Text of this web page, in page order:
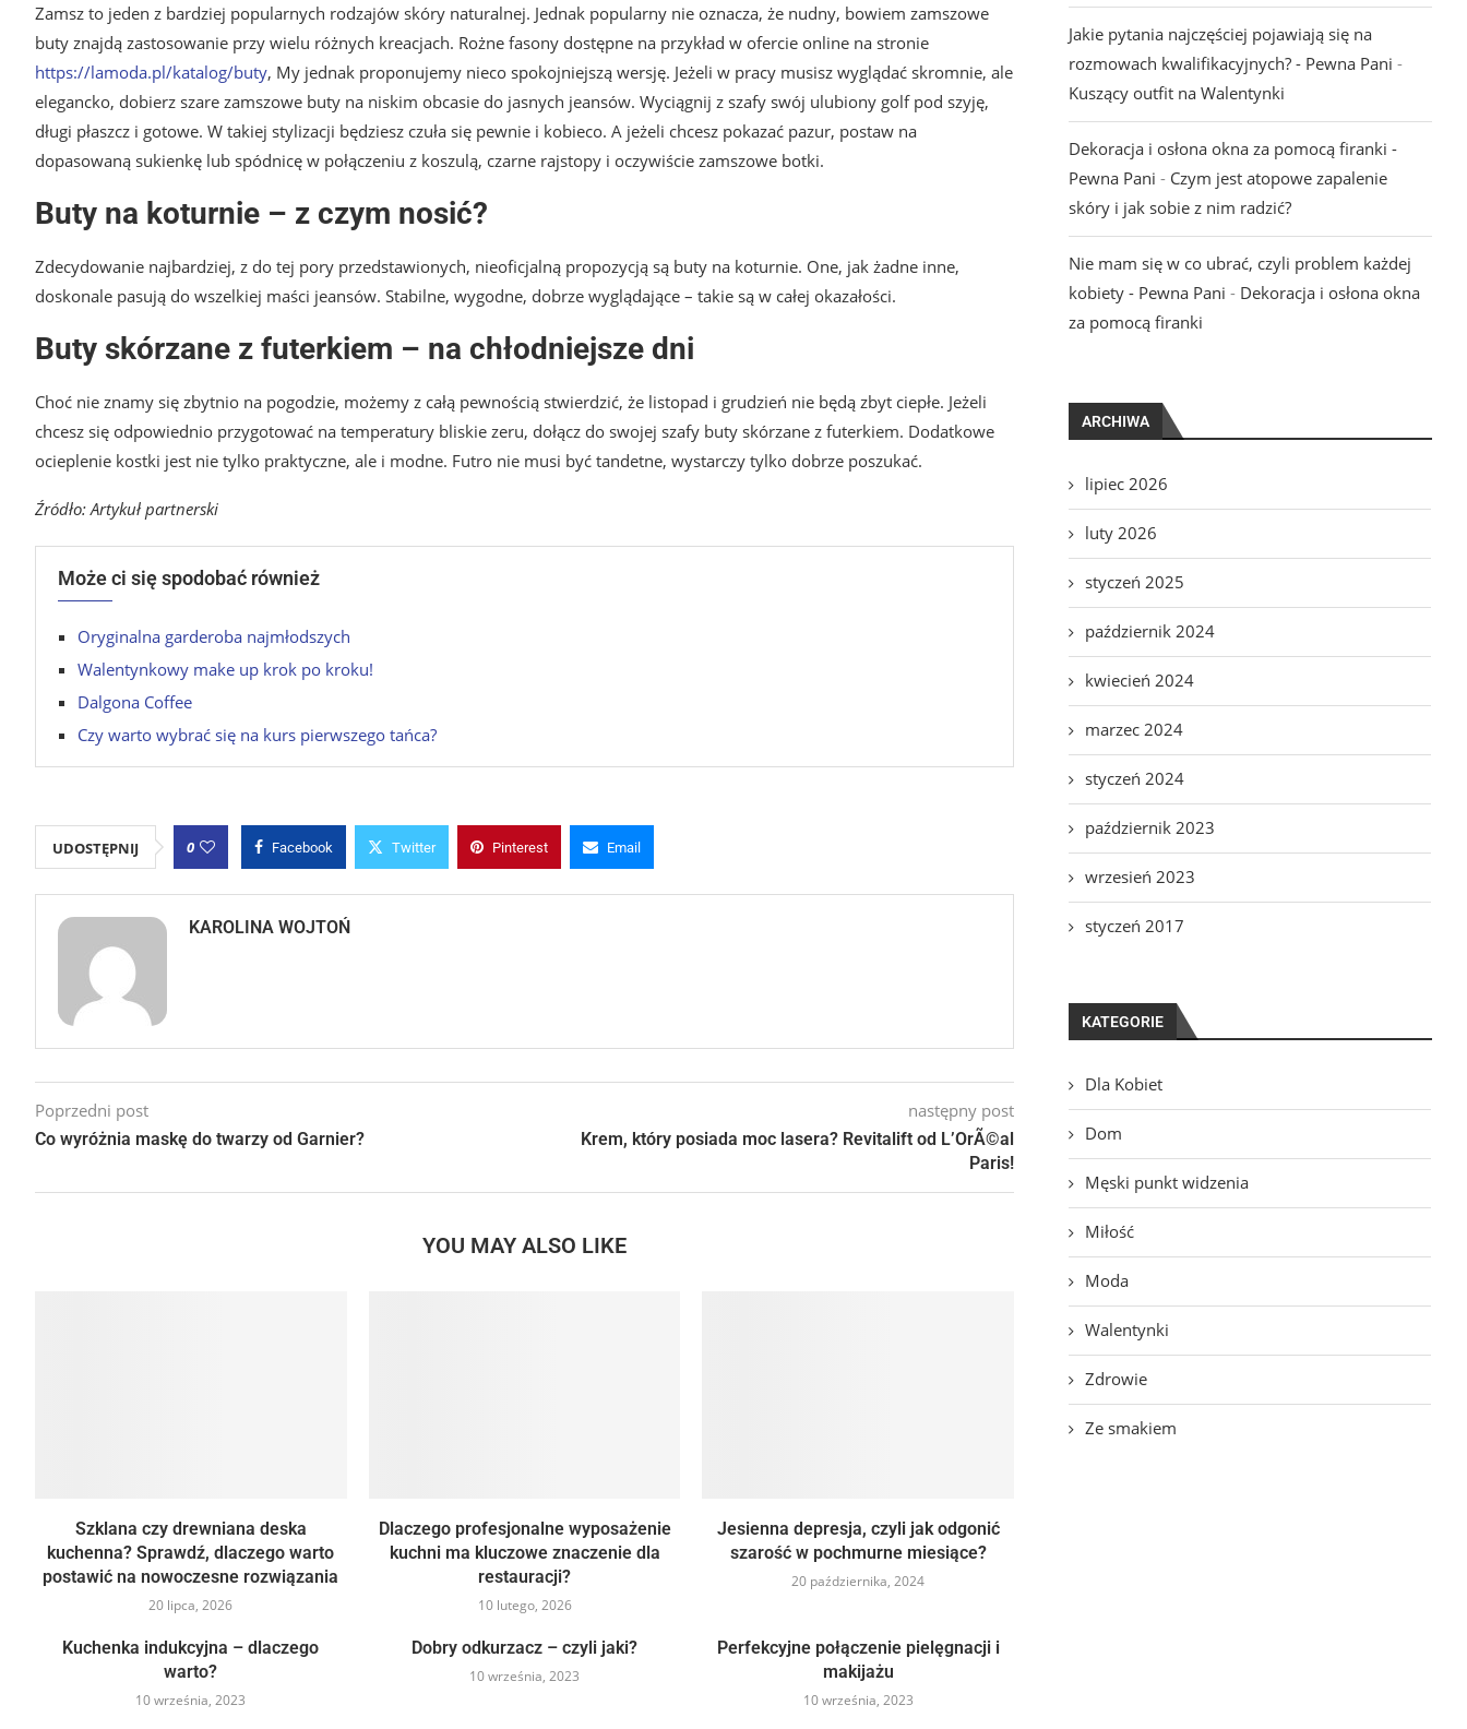
Zamsz to jeden z bardziej popularnych rodzajów skóry naturalnej. Jednak popularny nie oznacza, że nudny, bowiem zamszowe
buty znajdą zastosowanie przy wielu różnych kreacjach. Rożne fasony dostępne na przykład w ofercie online na stronie
https://lamoda.pl/katalog/buty, My jednak proponujemy nieco spokojniejszą wersję. Jeżeli w pracy musisz wyglądać skromnie, ale
elegancko, dobierz szare zamszowe buty na niskim obcasie do jasnych jeansów. Wyciągnij z szafy swój ulubiony golf pod szyję,
długi płaszcz i gotowe. W takiej stylizacji będziesz czuła się pewnie i kobieco. A jeżeli chcesz pokazać pazur, postaw na
dopasowaną sukienkę lub spódnicę w połączeniu z koszulą, czarne rajstopy i oczywiście zamszowe botki.
Buty na koturnie – z czym nosić?
Zdecydowanie najbardziej, z do tej pory przedstawionych, nieoficjalną propozycją są buty na koturnie. One, jak żadne inne,
doskonale pasują do wszelkiej maści jeansów. Stabilne, wygodne, dobrze wyglądające – takie są w całej okazałości.
Buty skórzane z futerkiem – na chłodniejsze dni
Choć nie znamy się zbytnio na pogodzie, możemy z całą pewnością stwierdzić, że listopad i grudzień nie będą zbyt ciepłe. Jeżeli
chcesz się odpowiednio przygotować na temperatury bliskie zeru, dołącz do swojej szafy buty skórzane z futerkiem. Dodatkowe
ocieplenie kostki jest nie tylko praktyczne, ale i modne. Futro nie musi być tandetne, wystarczy tylko dobrze poszukać.
Źródło: Artykuł partnerski
Może ci się spodobać również
Oryginalna garderoba najmłodszych
Walentynkowy make up krok po kroku!
Dalgona Coffee
Czy warto wybrać się na kurs pierwszego tańca?
UDOSTĘPNIJ 0 Facebook Twitter Pinterest Email
KAROLINA WOJTOŃ
Poprzedni post
Co wyróżnia maskę do twarzy od Garnier?
następny post
Krem, który posiada moc lasera? Revitalift od L’OrÃ©al
Paris!
YOU MAY ALSO LIKE
Szklana czy drewniana deska
kuchenna? Sprawdź, dlaczego warto
postawić na nowoczesne rozwiązania
20 lipca, 2026
Dlaczego profesjonalne wyposażenie
kuchni ma kluczowe znaczenie dla
restauracji?
10 lutego, 2026
Jesienna depresja, czyli jak odgonić
szarość w pochmurne miesiące?
20 października, 2024
Kuchenka indukcyjna – dlaczego
warto?
10 września, 2023
Dobry odkurzacz – czyli jaki?
10 września, 2023
Perfekcyjne połączenie pielęgnacji i
makijażu
10 września, 2023
Jakie pytania najczęściej pojawiają się na
rozmowach kwalifikacyjnych? - Pewna Pani -
Kuszący outfit na Walentynki
Dekoracja i osłona okna za pomocą firanki -
Pewna Pani - Czym jest atopowe zapalenie
skóry i jak sobie z nim radzić?
Nie mam się w co ubrać, czyli problem każdej
kobiety - Pewna Pani - Dekoracja i osłona okna
za pomocą firanki
ARCHIWA
lipiec 2026
luty 2026
styczeń 2025
październik 2024
kwiecień 2024
marzec 2024
styczeń 2024
październik 2023
wrzesień 2023
styczeń 2017
KATEGORIE
Dla Kobiet
Dom
Męski punkt widzenia
Miłość
Moda
Walentynki
Zdrowie
Ze smakiem